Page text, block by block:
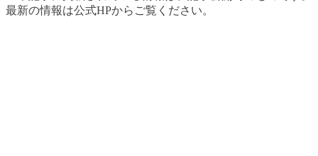
最新の情報は公式HPからご覧ください。